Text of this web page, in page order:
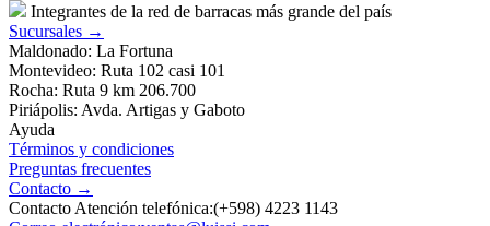
Integrantes de la red de barracas más grande del país
Sucursales →
Maldonado: La Fortuna
Montevideo: Ruta 102 casi 101
Rocha: Ruta 9 km 206.700
Piriápolis: Avda. Artigas y Gaboto
Ayuda
Términos y condiciones
Preguntas frecuentes
Contacto →
Contacto Atención telefónica:(+598) 4223 1143